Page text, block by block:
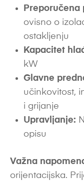
Preporučena
ovisno o
ostakljenju
Kapacitet
kW
Glavne
učinkovitost,
i grijanje
Upravljanje:
opisu
Važna
orijentacijska.